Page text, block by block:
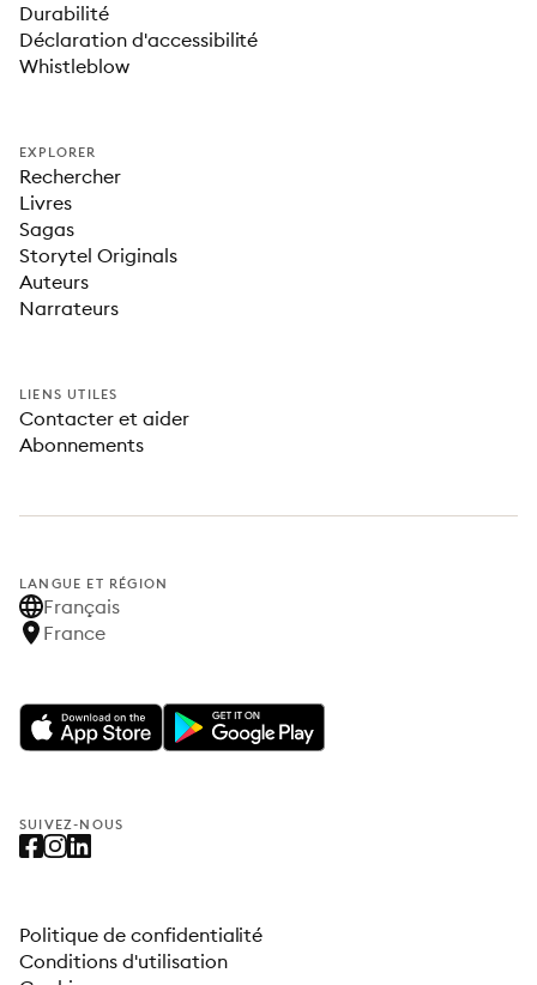
Durabilité
Déclaration d'accessibilité
Whistleblow
EXPLORER
Rechercher
Livres
Sagas
Storytel Originals
Auteurs
Narrateurs
LIENS UTILES
Contacter et aider
Abonnements
LANGUE ET RÉGION
Français
France
SUIVEZ-NOUS
Politique de confidentialité
Conditions d'utilisation